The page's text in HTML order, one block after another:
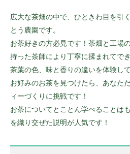
広大な茶畑の中で、ひときわ目を引
とう農園です。
お茶好きの方必見です！茶畑と工場
持った茶師により丁寧に揉まれてで
茶葉の色、味と香りの違いを体験し
お好みのお茶を見つけたら、あなた
ィーづくりに挑戦です！
お茶についてとことん学べることは
を織り交ぜた説明が人気です！